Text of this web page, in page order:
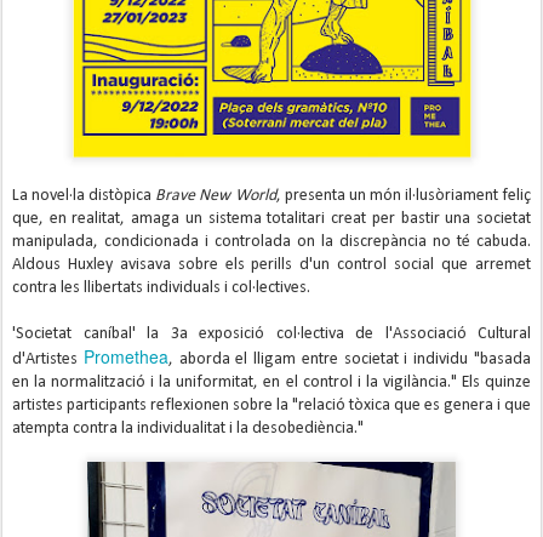
La novel·la distòpica Brave New World, presenta un món il·lusòriament feliç
que, en realitat, amaga un sistema totalitari creat per bastir una societat
manipulada, condicionada i controlada on la discrepància no té cabuda.
Aldous Huxley avisava sobre els perills d'un control social que arremet
contra les llibertats individuals i col·lectives.
'Societat caníbal' la 3a exposició col·lectiva de l'Associació Cultural
d'Artistes Promethea, aborda el lligam entre societat i individu "basada
en la normalització i la uniformitat, en el control i la vigilància." Els quinze
artistes participants reflexionen sobre la "relació tòxica que es genera i que
atempta contra la individualitat i la desobediència."